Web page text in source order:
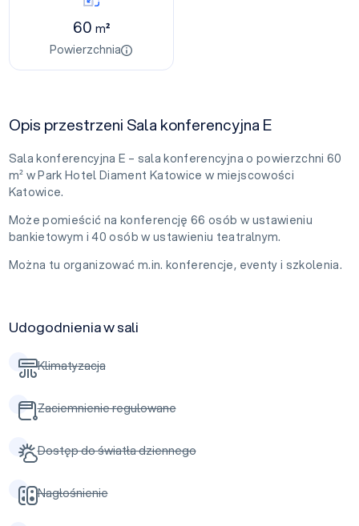
60 m²
Powierzchnia
Opis przestrzeni Sala konferencyjna E
Sala konferencyjna E – sala konferencyjna o powierzchni 60
m² w Park Hotel Diament Katowice w miejscowości
Katowice.
Może pomieścić na konferencję 66 osób w ustawieniu
bankietowym i 40 osób w ustawieniu teatralnym.
Można tu organizować m.in. konferencje, eventy i szkolenia.
Udogodnienia w sali
Klimatyzacja
Zaciemnienie regulowane
Dostęp do światła dziennego
Nagłośnienie